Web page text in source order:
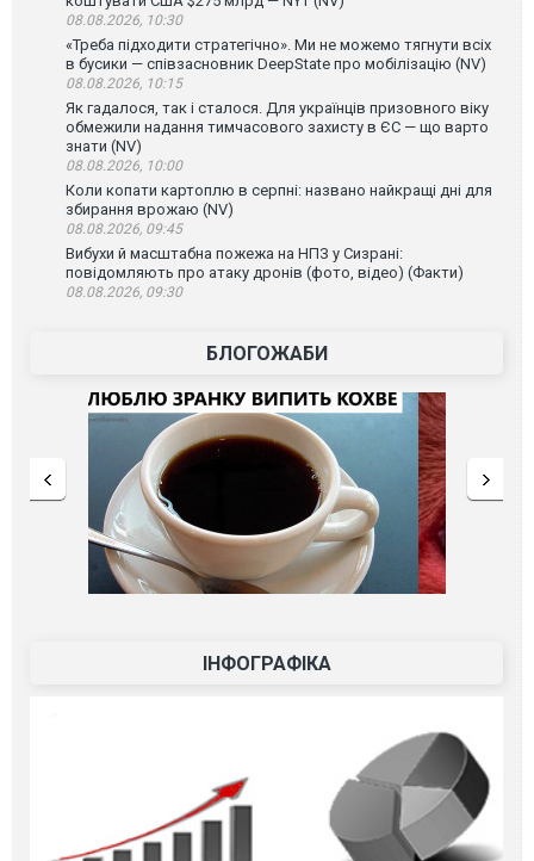
08.08.2026, 10:30
«Треба підходити стратегічно». Ми не можемо тягнути всіх
в бусики — співзасновник DeepState про мобілізацію (NV)
08.08.2026, 10:15
Як гадалося, так і сталося. Для українців призовного віку
обмежили надання тимчасового захисту в ЄС — що варто
знати (NV)
08.08.2026, 10:00
Коли копати картоплю в серпні: названо найкращі дні для
збирання врожаю (NV)
08.08.2026, 09:45
Вибухи й масштабна пожежа на НПЗ у Сизрані:
повідомляють про атаку дронів (фото, відео) (Факти)
08.08.2026, 09:30
БЛОГОЖАБИ
ІНФОГРАФІКА